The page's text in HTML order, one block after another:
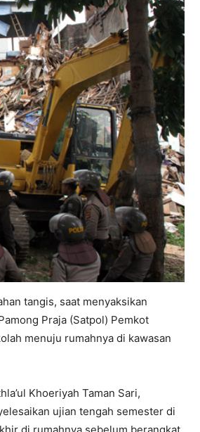
tangis, saat menyaksikan
Praja (Satpol) Pemkot
menuju rumahnya di kawasan
Khoeriyah Taman Sari,
ujian tengah semester di